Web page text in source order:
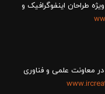
طراحان اینفوگرافیک و
معاونت علمی و فناوری